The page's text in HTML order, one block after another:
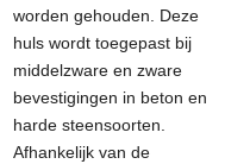
worden gehouden. Deze
huls wordt toegepast bij
middelzware en zware
bevestigingen in beton en
harde steensoorten.
Afhankelijk van de